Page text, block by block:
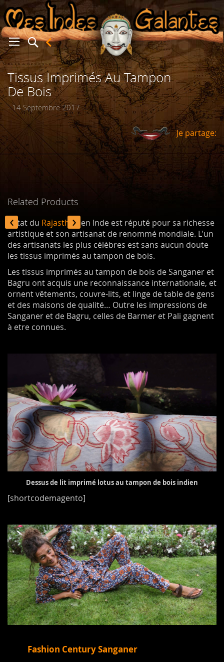
Tissus Imprimés Au Tampon
De Bois
- 14 Septembre 2017 -
Je partage:
Related Products
‹ ›
L'état du Rajasthan en Inde est réputé pour sa richesse
artistique et son artisanat de renommé mondiale. L'un
des artisanats les plus célèbres est sans aucun doute
les tissus imprimés au tampon de bois.
Les tissus imprimés au tampon de bois de Sanganer et
Bagru ont acquis une reconnaissance internationale, et
ornent vêtements, couvre-lits, et linge de table de gens
et des maisons de qualité… Outre les impressions de
Sanganer et de Bagru, celles de Barmer et Pali gagnent
à etre connues.
Dessus de lit imprimé lotus au tampon de bois indien
[shortcodemagento]
Fashion Century Sanganer